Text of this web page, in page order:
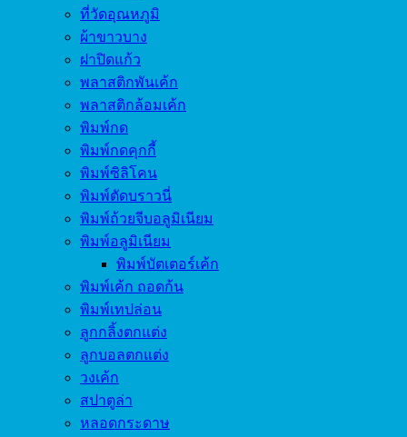
ที่วัดอุณหภูมิ
ผ้าขาวบาง
ฝาปิดแก้ว
พลาสติกพันเค้ก
พลาสติกล้อมเค้ก
พิมพ์กด
พิมพ์กดคุกกี้
พิมพ์ซิลิโคน
พิมพ์ตัดบราวนี่
พิมพ์ถ้วยจีบอลูมิเนียม
พิมพ์อลูมิเนียม
พิมพ์บัตเตอร์เค้ก
พิมพ์เค้ก ถอดก้น
พิมพ์เทปล่อน
ลูกกลิ้งตกแต่ง
ลูกบอลตกแต่ง
วงเค้ก
สปาตูล่า
หลอดกระดาษ